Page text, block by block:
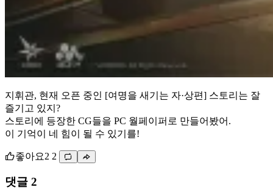
지휘관, 현재 오픈 중인 [여명을 새기는 자·상편] 스토리는 잘
즐기고 있지?
스토리에 등장한 CG들을 PC 월페이퍼로 만들어봤어.
이 기억이 네 힘이 될 수 있기를!
좋아요2 2
댓글 2